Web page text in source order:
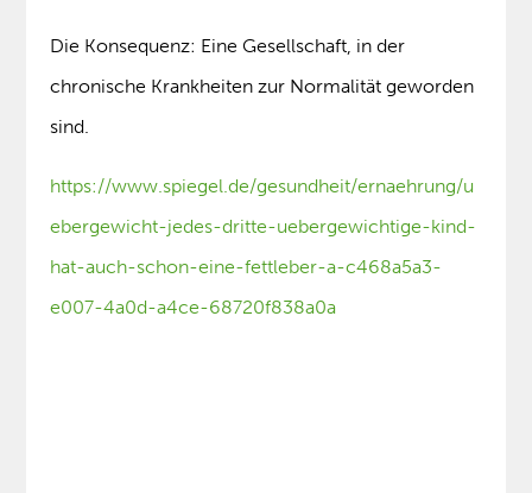
Die Konsequenz: Eine Gesellschaft, in der
chronische Krankheiten zur Normalität geworden
sind.
https://www.spiegel.de/gesundheit/ernaehrung/u
ebergewicht-jedes-dritte-uebergewichtige-kind-
hat-auch-schon-eine-fettleber-a-c468a5a3-
e007-4a0d-a4ce-68720f838a0a